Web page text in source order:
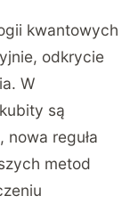
kwantowych
odkrycie
W
są
nowa reguła
metod